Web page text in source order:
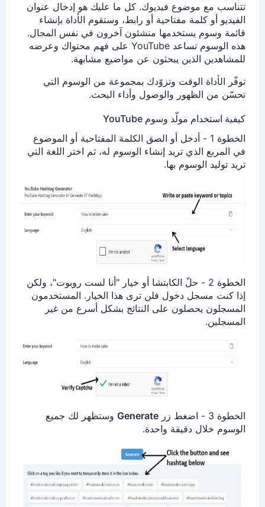
تتناسب مع موضوع فيديوك. كل ما عليك هو إدخال عنوان
الفيديو أو كلمة مفتاحية أو رابط، وستقوم الأداة بإنشاء
قائمة وسوم يستخدمها منشئون آخرون في نفس المجال.
هذه الوسوم تساعد YouTube على فهم محتواك وعرضه
للمشاهدين الذين يبحثون عن مواضيع مشابهة.
توفّر الأداة الوقت وتزوّدك بمجموعة من الوسوم التي
تحسّن من الظهور والوصول وأداء البحث.
كيفية استخدام مولّد وسوم YouTube
الخطوة 1 - أدخل أو الصق الكلمة المفتاحية أو الموضوع
في المربع الذي تريد إنشاء الوسوم له، ثم اختر اللغة التي
تريد توليد الوسوم بها.
الخطوة 2 - حلّ الكابتشا أو خيار "أنا لست روبوت"، ولكن
إذا كنت مسجل دخول فلن ترى هذا الخيار. المستخدمون
المسجلون يحصلون على النتائج بشكل أسرع من غير
المسجلين.
الخطوة 3 - اضغط زر Generate وستظهر لك جميع
الوسوم خلال دقيقة واحدة.